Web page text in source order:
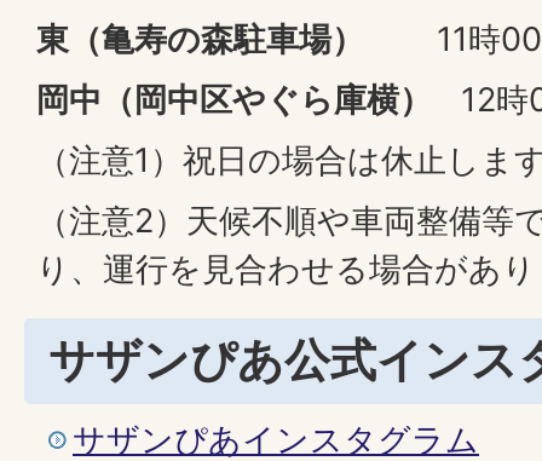
東（亀寿の森駐車場） 11時
岡中（岡中区やぐら庫横）
12時
（注意1）祝日の場合は休止しま
（注意2）天候不順や車両整備等
り、運行を見合わせる場合があ
サザンぴあ公式インス
サザンぴあインスタグラム